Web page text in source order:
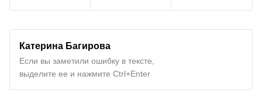
Катерина Багирова
Если вы заметили ошибку в тексте,
выделите ее и нажмите Ctrl+Enter